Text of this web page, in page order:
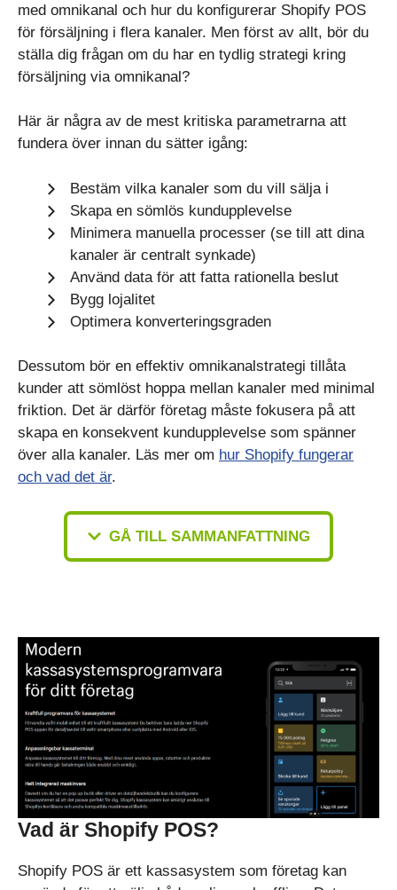
med omnikanal och hur du konfigurerar Shopify POS
för försäljning i flera kanaler. Men först av allt, bör du
ställa dig frågan om du har en tydlig strategi kring
försäljning via omnikanal?
Här är några av de mest kritiska parametrarna att
fundera över innan du sätter igång:
Bestäm vilka kanaler som du vill sälja i
Skapa en sömlös kundupplevelse
Minimera manuella processer (se till att dina
kanaler är centralt synkade)
Använd data för att fatta rationella beslut
Bygg lojalitet
Optimera konverteringsgraden
Dessutom bör en effektiv omnikanalstrategi tillåta
kunder att sömlöst hoppa mellan kanaler med minimal
friktion. Det är därför företag måste fokusera på att
skapa en konsekvent kundupplevelse som spänner
över alla kanaler. Läs mer om hur Shopify fungerar
och vad det är.
GÅ TILL SAMMANFATTNING
Vad är Shopify POS?
Shopify POS är ett kassasystem som företag kan